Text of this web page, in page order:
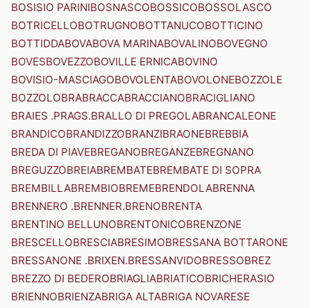
BOSISIO PARINIBOSNASCOBOSSICOBOSSOLASCO
BOTRICELLOBOTRUGNOBOTTANUCOBOTTICINO
BOTTIDDABOVABOVA MARINABOVALINOBOVEGNO
BOVESBOVEZZOBOVILLE ERNICABOVINO
BOVISIO-MASCIAGOBOVOLENTABOVOLONEBOZZOLE
BOZZOLOBRABRACCABRACCIANOBRACIGLIANO
BRAIES .PRAGS.BRALLO DI PREGOLABRANCALEONE
BRANDICOBRANDIZZOBRANZIBRAONEBREBBIA
BREDA DI PIAVEBREGANOBREGANZEBREGNANO
BREGUZZOBREIABREMBATEBREMBATE DI SOPRA
BREMBILLABREMBIOBREMEBRENDOLABRENNA
BRENNERO .BRENNER.BRENOBRENTA
BRENTINO BELLUNOBRENTONICOBRENZONE
BRESCELLOBRESCIABRESIMOBRESSANA BOTTARONE
BRESSANONE .BRIXEN.BRESSANVIDOBRESSOBREZ
BREZZO DI BEDEROBRIAGLIABRIATICOBRICHERASIO
BRIENNOBRIENZABRIGA ALTABRIGA NOVARESE